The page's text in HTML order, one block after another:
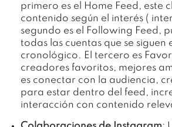
primero es el Home Feed, este
contenido según el interés (
segundo es el Following Feed,
todas las cuentas que se siguen
cronológico. El tercero es
creadores favoritos, mejores
es conectar con la audiencia,
para estar dentro del feed,
interacción con contenido